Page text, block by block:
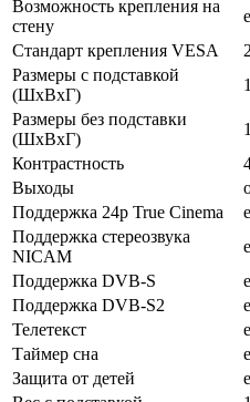
Возможность крепления на
стену
Стандарт крепления VESA
Размеры с подставкой
(ШxВxГ)
Размеры без подставки
(ШxВxГ)
Контрастность
Выходы
Поддержка 24p True Cinema
Поддержка стереозвука
NICAM
Поддержка DVB-S
Поддержка DVB-S2
Телетекст
Таймер сна
Защита от детей